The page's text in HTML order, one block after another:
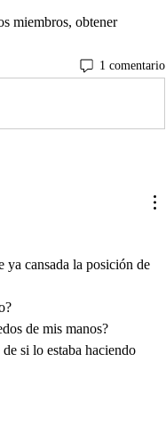
miembros, obtener
1 comentario
ya cansada la posición de
de mis manos?
si lo estaba haciendo